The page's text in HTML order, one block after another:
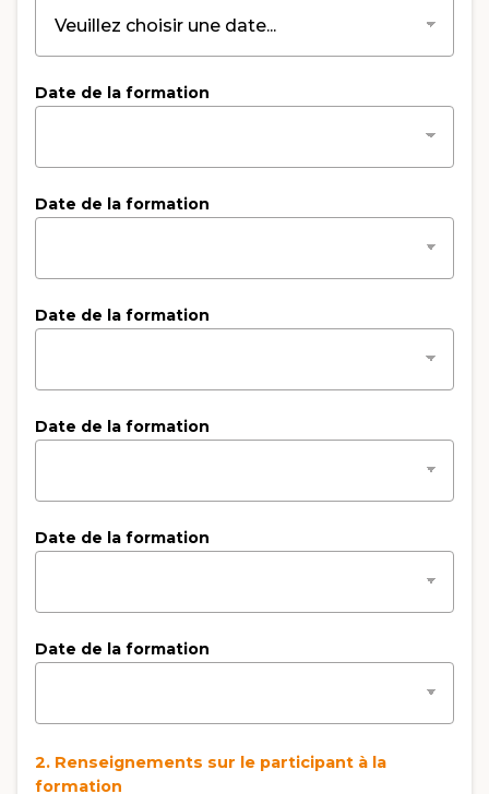
Date de la formation
Date de la formation
Date de la formation
Date de la formation
Date de la formation
Date de la formation
2. Renseignements sur le participant à la
formation